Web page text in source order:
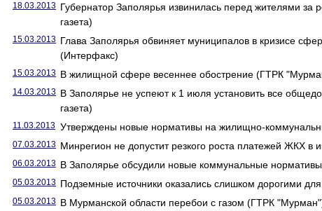
18.03.2013 Губернатор Заполярья извинилась перед жителями за
газета)
15.03.2013 Глава Заполярья обвиняет муниципалов в кризисе
(Интерфакс)
15.03.2013 В жилищной сфере весеннее обострение (ГТРК
14.03.2013 В Заполярье не успеют к 1 июля установить все
газета)
11.03.2013 Утверждены новые нормативы на жилищно-
07.03.2013 Минрегион не допустит резкого роста платежей ЖКХ в
06.03.2013 В Заполярье обсудили новые коммунальные нормативы
05.03.2013 Подземные источники оказались слишком дорогими
05.03.2013 В Мурманской области перебои с газом (ГТРК